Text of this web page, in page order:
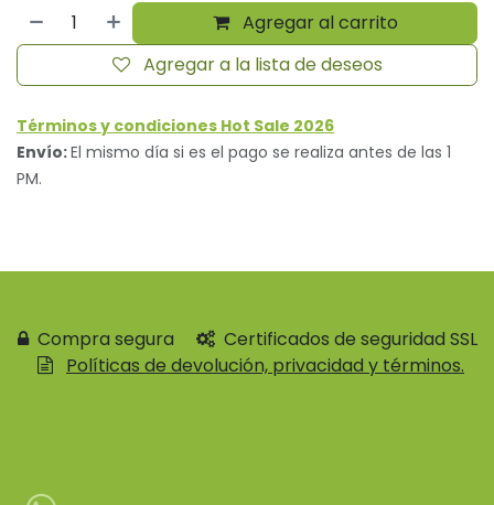
Agregar al carrito
Agregar a la lista de deseos
Términos y condiciones Hot Sale 2026
Envío:El mismo día si es el pago se realiza antes de las 1
PM.
Compra segura
Certificados de seguridad SSL
Políticas de devolución, privacidad y términos.